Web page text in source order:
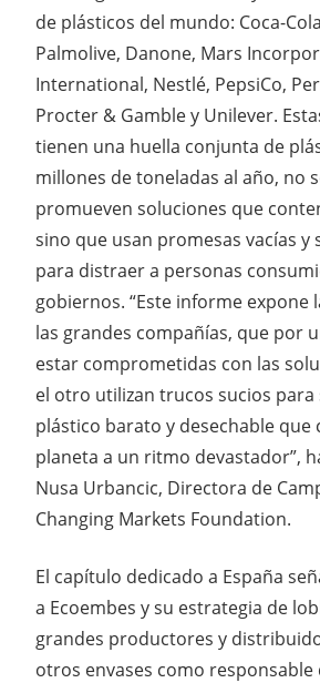
de plásticos del mundo: Coca-
Palmolive, Danone, Mars
International, Nestlé, PepsiCo,
Procter & Gamble y Unilever.
tienen una huella conjunta de
millones de toneladas al año, no
promueven soluciones que
sino que usan promesas vacías y
para distraer a personas
gobiernos. “Este informe expone
las grandes compañías, que por
estar comprometidas con las
el otro utilizan trucos sucios para
plástico barato y desechable que
planeta a un ritmo devastador”,
Nusa Urbancic, Directora de
Changing Markets Foundation.
El capítulo dedicado a España
a Ecoembes y su estrategia de
grandes productores y
otros envases como responsable